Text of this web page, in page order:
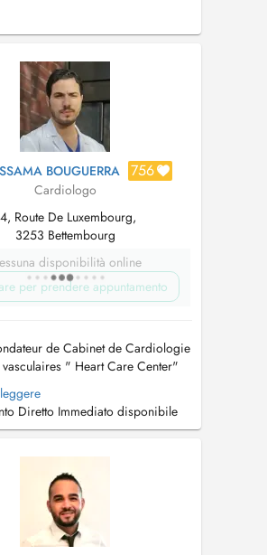
BOUGUERRA 756
Cardiologo
Route De Luxembourg,
3253 Bettembourg
disponibilità online
per prendere appuntamento
de Cabinet de Cardiologie
" Heart Care Center"
Praxis für Herz und
seit dem 01/06/2024 ''Heart
05.2023-05.2024: Medizinische
und Kardiologie 10.20...
Diretto Immediato disponibile